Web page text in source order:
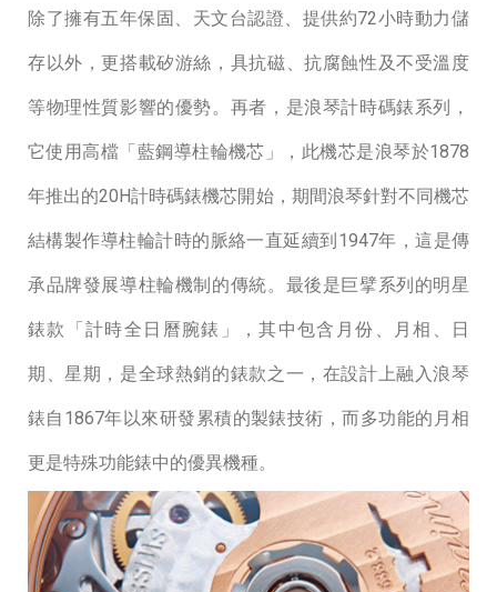
除了擁有五年保固、天⽂台認證、提供約72⼩時動⼒儲
存以外，更搭載矽游絲，具抗磁、抗腐蝕性及不受溫度
等物理性質影響的優勢。再者，是浪琴計時碼錶系列，
它使⽤⾼檔「藍鋼導柱輪機芯」，此機芯是浪琴於1878
年推出的20H計時碼錶機芯開始，期間浪琴針對不同機芯
結構製作導柱輪計時的脈絡⼀直延續到1947年，這是傳
承品牌發展導柱輪機制的傳統。最後是巨擘系列的明星
錶款「計時全⽇曆腕錶」，其中包含⽉份、⽉相、⽇
期、星期，是全球熱銷的錶款之⼀，在設計上融入浪琴
錶⾃1867年以來研發累積的製錶技術，⽽多功能的⽉相
更是特殊功能錶中的優異機種。